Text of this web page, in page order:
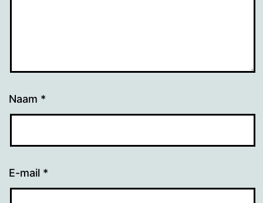
Naam *
E-mail *